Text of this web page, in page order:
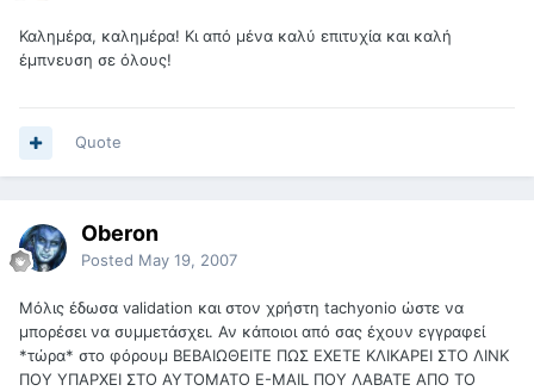
Καλημέρα, καλημέρα! Κι από μένα καλύ επιτυχία και καλή
έμπνευση σε όλους!
Quote
Oberon
Posted May 19, 2007
Μόλις έδωσα validation και στον χρήστη tachyonio ώστε να
μπορέσει να συμμετάσχει. Αν κάποιοι από σας έχουν εγγραφεί
*τώρα* στο φόρουμ ΒΕΒΑΙΩΘΕΙΤΕ ΠΩΣ ΕΧΕΤΕ ΚΛΙΚΑΡΕΙ ΣΤΟ ΛΙΝΚ
ΠΟΥ ΥΠΑΡΧΕΙ ΣΤΟ ΑΥΤΟΜΑΤΟ E-MAIL ΠΟΥ ΛΑΒΑΤΕ ΑΠΟ ΤΟ